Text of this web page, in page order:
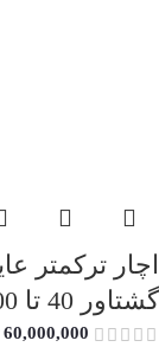
گشتاور 40 تا 200 نیوتن
60,000,000